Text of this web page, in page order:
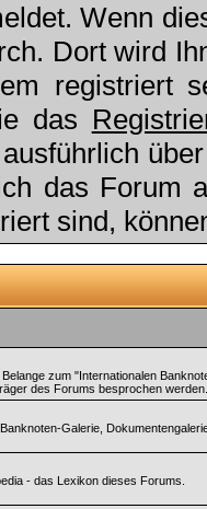
Wenn
Dort wird
registriert
das
das Forum
sind,
zum "Internationalen
des Forums besprochen werden.
Galerie,
- das Lexikon dieses Forums.